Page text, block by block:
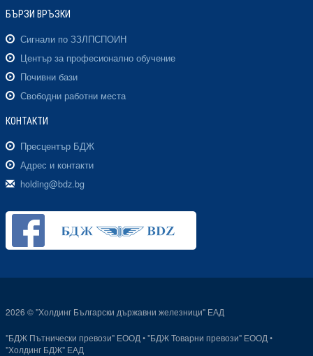
БЪРЗИ ВРЪЗКИ
Сигнали по ЗЗЛПСПОИН
Център за професионално обучение
Почивни бази
Свободни работни места
КОНТАКТИ
Пресцентър БДЖ
Адрес и контакти
holding@bdz.bg
2026 © "Холдинг Български държавни железници" ЕАД
"БДЖ Пътнически превози" ЕООД •"БДЖ Товарни превози" ЕООД •
"Холдинг БДЖ" ЕАД